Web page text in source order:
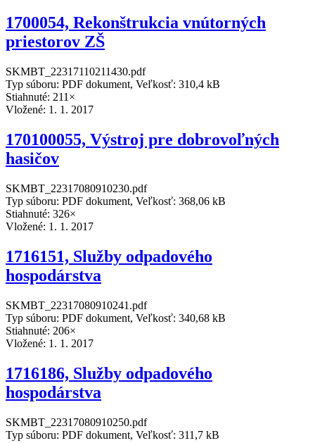
1700054, Rekonštrukcia vnútorných
priestorov ZŠ
SKMBT_22317110211430.pdf
Typ súboru: PDF dokument, Veľkosť: 310,4 kB
Stiahnuté: 211×
Vložené: 1. 1. 2017
170100055, Výstroj pre dobrovoľných
hasičov
SKMBT_22317080910230.pdf
Typ súboru: PDF dokument, Veľkosť: 368,06 kB
Stiahnuté: 326×
Vložené: 1. 1. 2017
1716151, Služby odpadového
hospodárstva
SKMBT_22317080910241.pdf
Typ súboru: PDF dokument, Veľkosť: 340,68 kB
Stiahnuté: 206×
Vložené: 1. 1. 2017
1716186, Služby odpadového
hospodárstva
SKMBT_22317080910250.pdf
Typ súboru: PDF dokument, Veľkosť: 311,7 kB